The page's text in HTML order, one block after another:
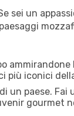
sei un
più iconici
un paese. Fai
gourmet